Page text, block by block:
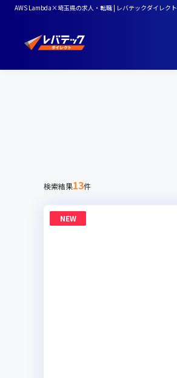
AWS Lambda×埼玉県の求人・転職 | レバテックダイレクト
検索結果13件
NEW